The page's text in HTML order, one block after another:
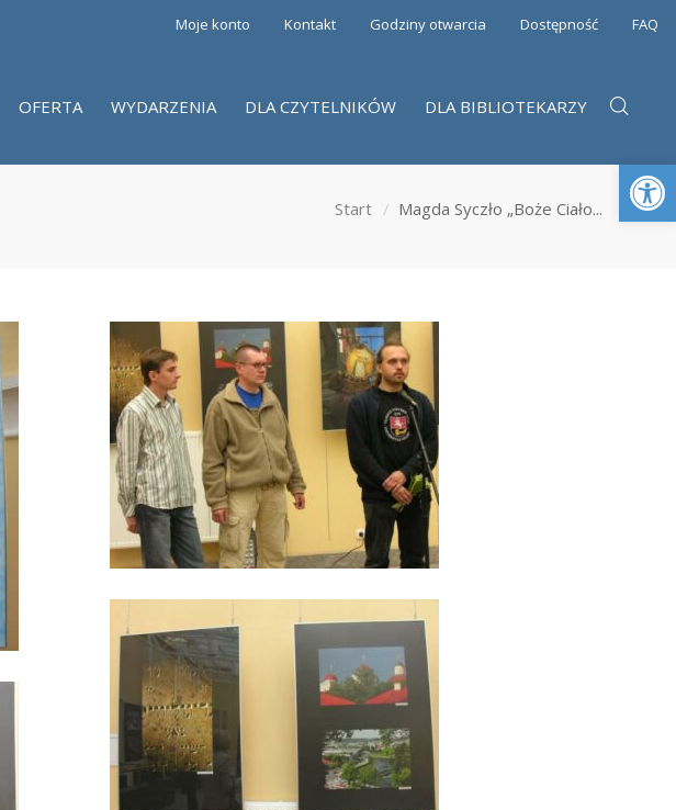
Moje konto Kontakt Godziny otwarcia Dostępność FAQ
OFERTA WYDARZENIA DLA CZYTELNIKÓW DLA BIBLIOTEKARZY
Start Magda Syczło „Boże Ciało...